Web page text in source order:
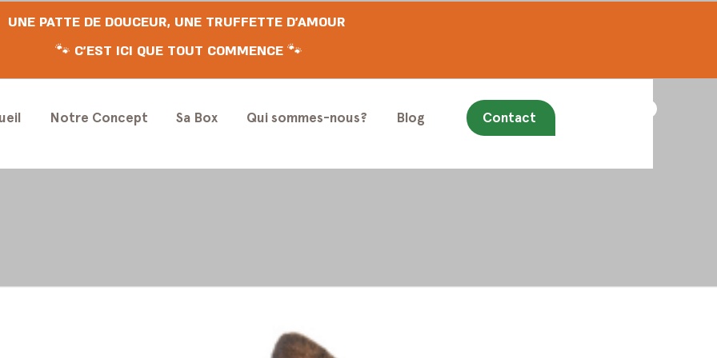
UNE PATTE DE DOUCEUR, UNE TRUFFETTE D'AMOUR
🐾 C'EST ICI QUE TOUT COMMENCE 🐾
Notre Concept Sa Box Qui sommes-nous? Blog Contact